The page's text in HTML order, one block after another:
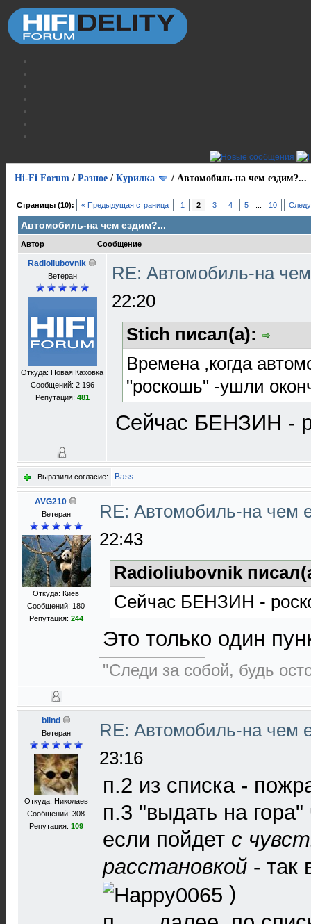
Hi-Fi Forum / Разное / Курилка / Автомобиль-на чем ездим?...
Страницы (10): « Предыдущая страница 1 2 3 4 5 10
Автомобиль-на чем ездим?...
Автор Сообщение
Radioliubovnik
Ветеран
Откуда: Новая Каховка
Сообщений: 2 196
Репутация: 481
RE: Автомобиль-на
22:20
Stich писал(а):
Времена ,когда
"роскошь" -ушли
Сейчас БЕНЗИН -
Выразили согласие: Bass
AVG210
Ветеран
Откуда: Киев
Сообщений: 180
Репутация: 244
RE: Автомобиль-на чем
22:43
Radioliubovnik
Сейчас БЕНЗИН -
Это только один
"Следи за собой, будь
blind
Ветеран
Откуда: Николаев
Сообщений: 308
Репутация: 109
RE: Автомобиль-на чем
23:16
п.2 из списка -
п.3 "выдать на
если пойдет с
расстановкой - так
)